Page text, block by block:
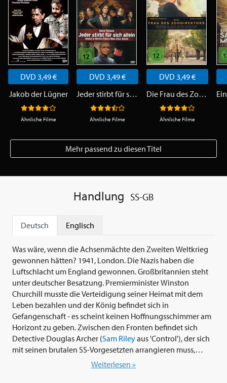
DVD 3,49 €
Jakob der Lügner
Ähnliche Filme
DVD 3,49 €
Jeder stirbt für sich allein
Ähnliche Filme
DVD 3,49 €
Die Frau des Zoodirektors
Ähnliche Filme
Mehr passend zu diesen Titel
Handlung SS-GB
Deutsch Englisch
Was wäre, wenn die Achsenmächte den Zweiten Weltkrieg
gewonnen hätten? 1941, London. Die Nazis haben die
Luftschlacht um England gewonnen. Großbritannien steht
unter deutscher Besatzung. Premierminister Winston
Churchill musste die Verteidigung seiner Heimat mit dem
Leben bezahlen und der König befindet sich in
Gefangenschaft - es scheint keinen Hoffnungsschimmer am
Horizont zu geben. Zwischen den Fronten befindet sich
Detective Douglas Archer (Sam Rileyaus 'Control'), der sich
mit seinen brutalen SS-Vorgesetzten arrangieren muss,
während sich der britische Widerstand neu organisiert. Als
Weiterlesen »